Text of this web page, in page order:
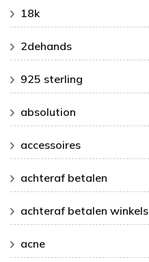
18k
2dehands
925 sterling
absolution
accessoires
achteraf betalen
achteraf betalen winkels
acne